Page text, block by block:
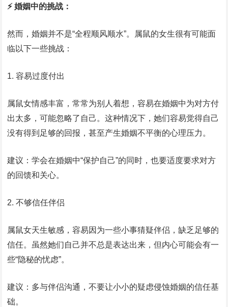
⚡️ 婚姻中的挑战：
然而，婚姻并不是“全程顺风顺水”。属鼠的女生很有可能面
临以下一些挑战：
1. 容易过度付出
属鼠女情感丰富，常常为别人着想，容易在婚姻中为对方付
出太多，可能忽略了自己。这种情况下，她们容易觉得自己
没有得到足够的回报，甚至产生婚姻不平衡的心理压力。
建议：学会在婚姻中“保护自己”的同时，也要适度要求对方
的回馈和关心。
2. 不够信任伴侣
属鼠女天生敏感，容易因为一些小事猜疑伴侣，缺乏足够的
信任。虽然她们自己并不总是表达出来，但内心可能会有一
些“隐秘的忧虑”。
建议：多与伴侣沟通，不要让小小的疑虑侵蚀婚姻的信任基
础。